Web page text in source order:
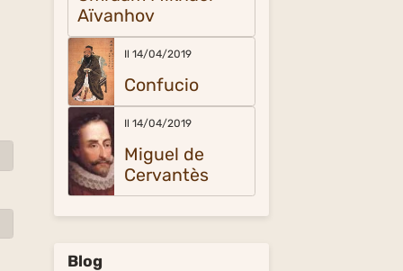
Aïvanhov
Il 14/04/2019
Confucio
Il 14/04/2019
Miguel de
Cervantès
Blog